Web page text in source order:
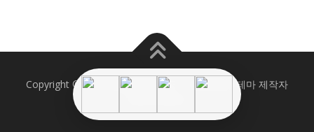
Copyright © 2026 JD보험문제연구 OnePress
테마 제작자